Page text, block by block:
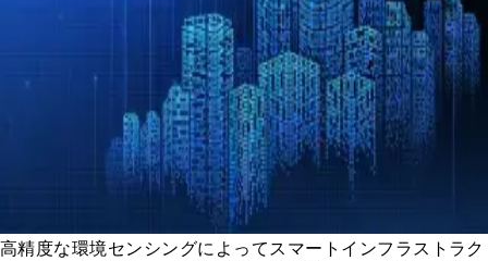
高精度な環境センシングによってスマートインフラストラク